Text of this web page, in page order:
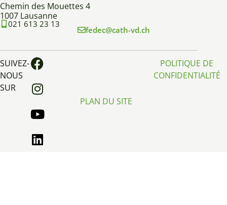
Chemin des Mouettes 4
1007 Lausanne
021 613 23 13
fedec@cath-vd.ch
SUIVEZ-
NOUS
SUR
PLAN DU SITE
POLITIQUE DE
CONFIDENTIALITÉ